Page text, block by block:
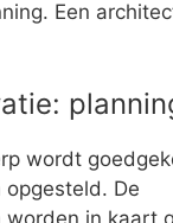
Een
wordt
De
worden in kaart